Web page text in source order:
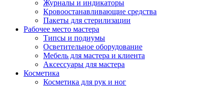
Журналы и индикаторы
Кровоостанавливающие средства
Пакеты для стерилизации
Рабочее место мастера
Типсы и подиумы
Осветительное оборудование
Мебель для мастера и клиента
Аксессуары для мастера
Косметика
Косметика для рук и ног